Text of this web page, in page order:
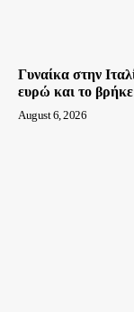
Γυναίκα στην
ευρώ και το
August 6, 2026